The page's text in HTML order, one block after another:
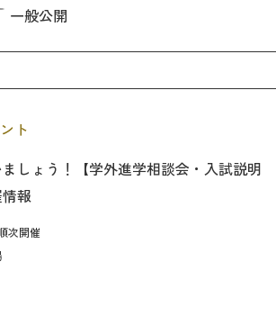
携
一般公開
ト
しょう！【学外進学相談会・入試説明
報
次開催